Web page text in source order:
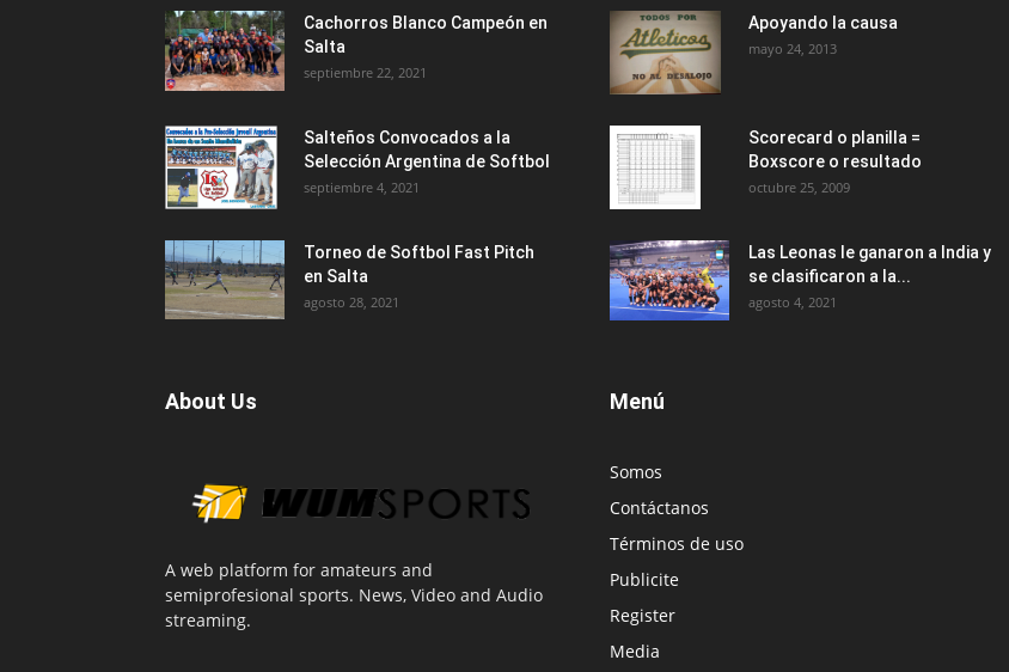
Cachorros Blanco Campeón en
Salta
septiembre 22, 2021
Salteños Convocados a la
Selección Argentina de Softbol
septiembre 4, 2021
Torneo de Softbol Fast Pitch
en Salta
agosto 28, 2021
About Us
A web platform for amateurs and
semiprofesional sports. News, Video and Audio
streaming.
Apoyando la causa
mayo 24, 2013
Scorecard o planilla =
Boxscore o resultado
octubre 25, 2009
Las Leonas le ganaron a India y
se clasificaron a la...
agosto 4, 2021
Menú
Somos
Contáctanos
Términos de uso
Publicite
Register
Media